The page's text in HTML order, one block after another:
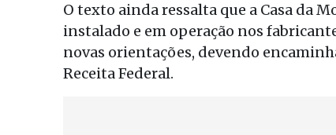
O texto ainda ressalta que a Casa da
instalado e em operação nos
novas orientações, devendo
Receita Federal.